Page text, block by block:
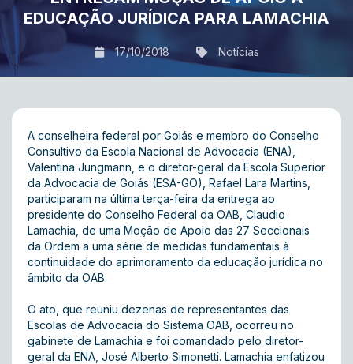
EDUCAÇÃO JURÍDICA PARA LAMACHIA
17/10/2018 Notícias
A conselheira federal por Goiás e membro do Conselho
Consultivo da Escola Nacional de Advocacia (ENA),
Valentina Jungmann, e o diretor-geral da Escola Superior
da Advocacia de Goiás (ESA-GO), Rafael Lara Martins,
participaram na última terça-feira da entrega ao
presidente do Conselho Federal da OAB, Claudio
Lamachia, de uma Moção de Apoio das 27 Seccionais
da Ordem a uma série de medidas fundamentais à
continuidade do aprimoramento da educação jurídica no
âmbito da OAB.
O ato, que reuniu dezenas de representantes das
Escolas de Advocacia do Sistema OAB, ocorreu no
gabinete de Lamachia e foi comandado pelo diretor-
geral da ENA, José Alberto Simonetti. Lamachia enfatizou